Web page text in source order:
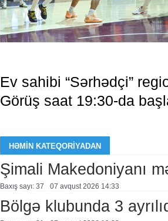
Ev sahibi “Sərhədçi”
Görüş saat 19:30-da
HƏMIN KATEQORIYADAN
Şimali Makedoniyanı
Baxış sayı: 37 07 avqust 2026 14:33
Bölgə klubunda 3